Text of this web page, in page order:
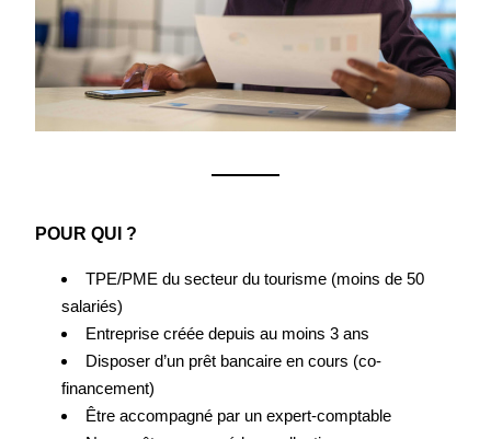
POUR QUI ?
TPE/PME du secteur du tourisme (moins de 50
salariés)
Entreprise créée depuis au moins 3 ans
Disposer d’un prêt bancaire en cours (co-
financement)
Être accompagné par un expert-comptable